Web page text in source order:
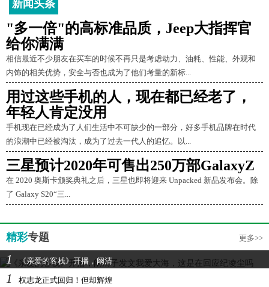
新闻头条
"多一倍"的高标准品质，Jeep大指挥官
给你满满
相信最近不少朋友在买车的时候不再只是考虑动力、油耗、性能、外观和
内饰的相关优势，安全与否也成为了他们考量的新标...
用过这些手机的人，现在都已经老了，
年轻人肯定没用
手机现在已经成为了人们生活中不可缺少的一部分，好多手机品牌在时代
的浪潮中已经被淘汰，成为了过去一代人的追忆。以...
三星预计2020年可售出250万部GalaxyZ
在 2020 奥斯卡颁奖典礼之后，三星也即将迎来 Unpacked 新品发布会。除
了 Galaxy S20“三...
精彩专题 更多>>
1 《亲爱的客栈》开播，阚清
1 权志龙正式回归！但却辉煌